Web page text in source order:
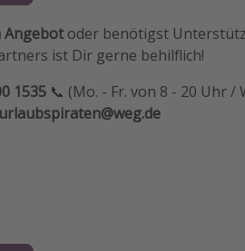
Angebotoder benötigst
ist Dir gerne behilflich!
1535 📞 (Mo. - Fr. von 8 - 20 Uhr
urlaubspiraten@weg.de